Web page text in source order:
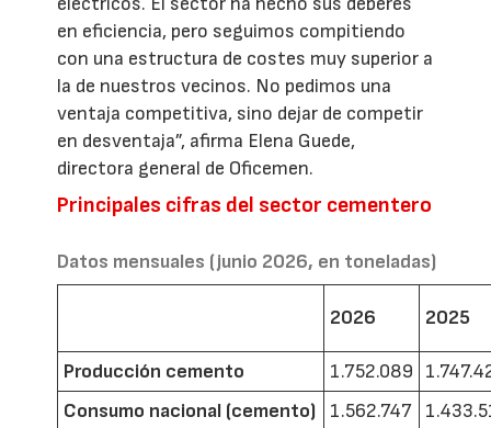
en eficiencia, pero seguimos compitiendo
con una estructura de costes muy superior a
la de nuestros vecinos. No pedimos una
ventaja competitiva, sino dejar de competir
en desventaja”, afirma Elena Guede,
directora general de Oficemen.
Principales cifras del sector cementero
Datos mensuales (junio 2026, en toneladas)
2026 2025
Producción cemento 1.752.089
Consumo nacional (cemento)
1.562.747